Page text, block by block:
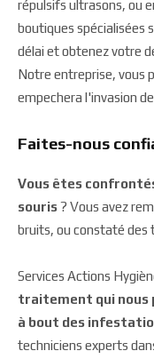
répulsifs ultrasons, ou
boutiques spécialisées
délai et obtenez votre
Notre entreprise, vous
empechera l'invasion
Faites-nous
Vous êtes
souris? Vous avez
bruits, ou constaté des
Services Actions
traitement qui nous
à bout des
techniciens experts